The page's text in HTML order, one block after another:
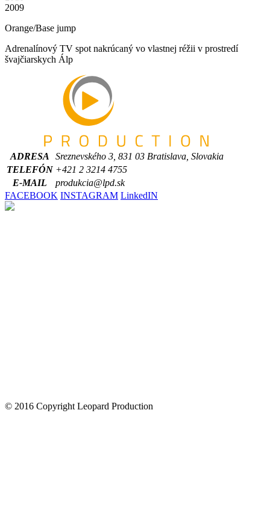
2009
Orange/Base jump
Adrenalínový TV spot nakrúcaný vo vlastnej réžii v prostredí
švajčiarskych Álp
ADRESA
Sreznevského 3, 831 03 Bratislava, Slovakia
TELEFÓN +421 2 3214 4755
E-MAIL
produkcia@lpd.sk
FACEBOOK INSTAGRAM LinkedIN
© 2016 Copyright Leopard Production